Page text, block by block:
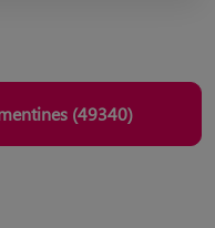
(49340)